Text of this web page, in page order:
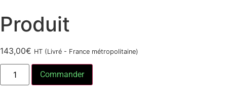
Produit
143,00€ HT (Livré - France métropolitaine)
Commander